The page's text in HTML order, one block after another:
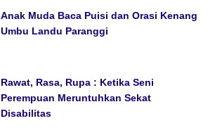
Anak Muda Baca Puisi dan Orasi Kenang
Umbu Landu Paranggi
Rawat, Rasa, Rupa : Ketika Seni
Perempuan Meruntuhkan Sekat
Disabilitas